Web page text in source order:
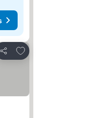
Compartir
Agregar a favoritos